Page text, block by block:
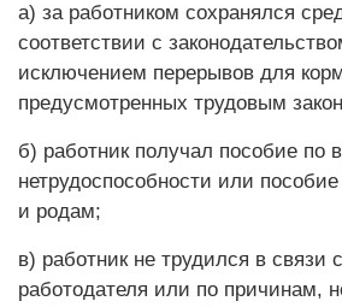
а) за работником сохранялся
соответствии с
исключением перерывов для
предусмотренных трудовым
б) работник получал пособие по
нетрудоспособности или
и родам;
в) работник не трудился в связи
работодателя или по причинам,